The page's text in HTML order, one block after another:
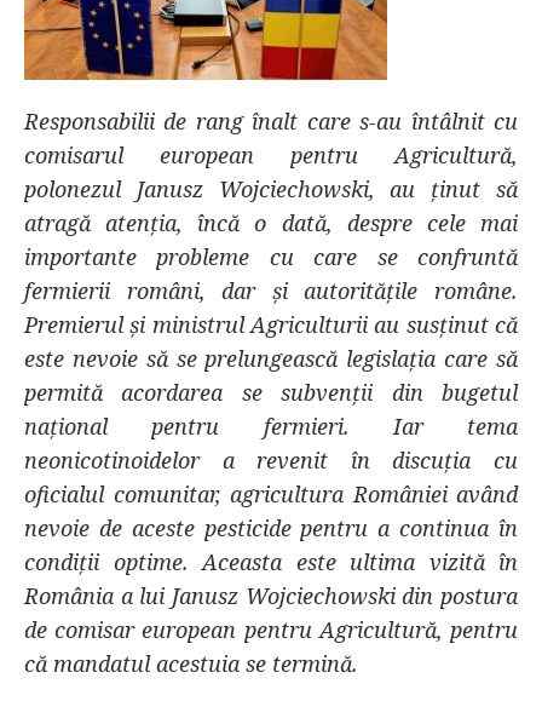
Responsabilii de rang înalt care s-au întâlnit cu
comisarul european pentru Agricultură,
polonezul Janusz Wojciechowski, au ținut să
atragă atenția, încă o dată, despre cele mai
importante probleme cu care se confruntă
fermierii români, dar și autoritățile române.
Premierul și ministrul Agriculturii au susținut că
este nevoie să se prelungească legislația care să
permită acordarea se subvenții din bugetul
național pentru fermieri. Iar tema
neonicotinoidelor a revenit în discuția cu
oficialul comunitar, agricultura României având
nevoie de aceste pesticide pentru a continua în
condiții optime. Aceasta este ultima vizită în
România a lui Janusz Wojciechowski din postura
de comisar european pentru Agricultură, pentru
că mandatul acestuia se termină.